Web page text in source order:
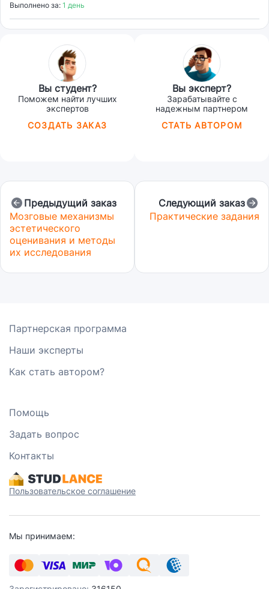
Выполнено за: 1 день
Вы студент?
Поможем найти лучших
экспертов
СОЗДАТЬ ЗАКАЗ
Вы эксперт?
Зарабатывайте с
надежным партнером
СТАТЬ АВТОРОМ
Предыдущий заказ
Мозговые механизмы
эстетического
оценивания и методы
их исследования
Следующий заказ
Практические задания
Партнерская программа
Наши эксперты
Как стать автором?
Помощь
Задать вопрос
Контакты
Пользовательское соглашение
Мы принимаем: